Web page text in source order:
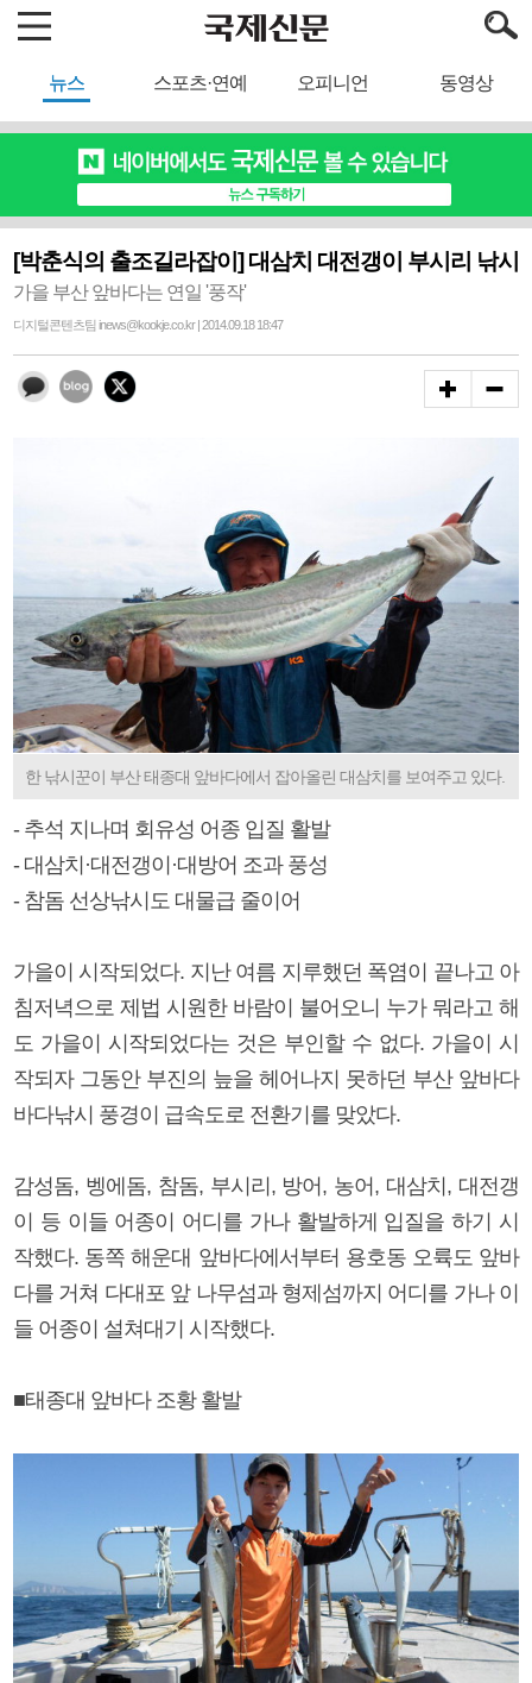
뉴스 스포츠·연예 오피니언 동영상
[박춘식의 출조길라잡이] 대삼치 대전갱이 부시리 낚시
가을 부산 앞바다는 연일 '풍작'
디지털콘텐츠팀 inews@kookje.co.kr | 2014.09.18 18:47
한 낚시꾼이 부산 태종대 앞바다에서 잡아올린 대삼치를 보여주고 있다.
- 추석 지나며 회유성 어종 입질 활발
- 대삼치·대전갱이·대방어 조과 풍성
- 참돔 선상낚시도 대물급 줄이어
가을이 시작되었다. 지난 여름 지루했던 폭염이 끝나고 아
침저녁으로 제법 시원한 바람이 불어오니 누가 뭐라고 해
도 가을이 시작되었다는 것은 부인할 수 없다. 가을이 시
작되자 그동안 부진의 늪을 헤어나지 못하던 부산 앞바다
바다낚시 풍경이 급속도로 전환기를 맞았다.
감성돔, 벵에돔, 참돔, 부시리, 방어, 농어, 대삼치, 대전갱
이 등 이들 어종이 어디를 가나 활발하게 입질을 하기 시
작했다. 동쪽 해운대 앞바다에서부터 용호동 오륙도 앞바
다를 거쳐 다대포 앞 나무섬과 형제섬까지 어디를 가나 이
들 어종이 설쳐대기 시작했다.
■태종대 앞바다 조황 활발